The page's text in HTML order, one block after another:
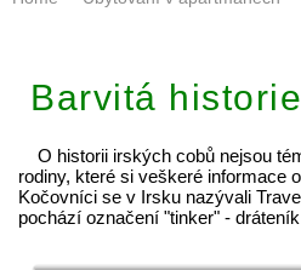
Barvitá
O historii irských cobů nejsou
rodiny, které si veškeré informace
Kočovníci se v Irsku nazývali
pochází označení "tinker" -